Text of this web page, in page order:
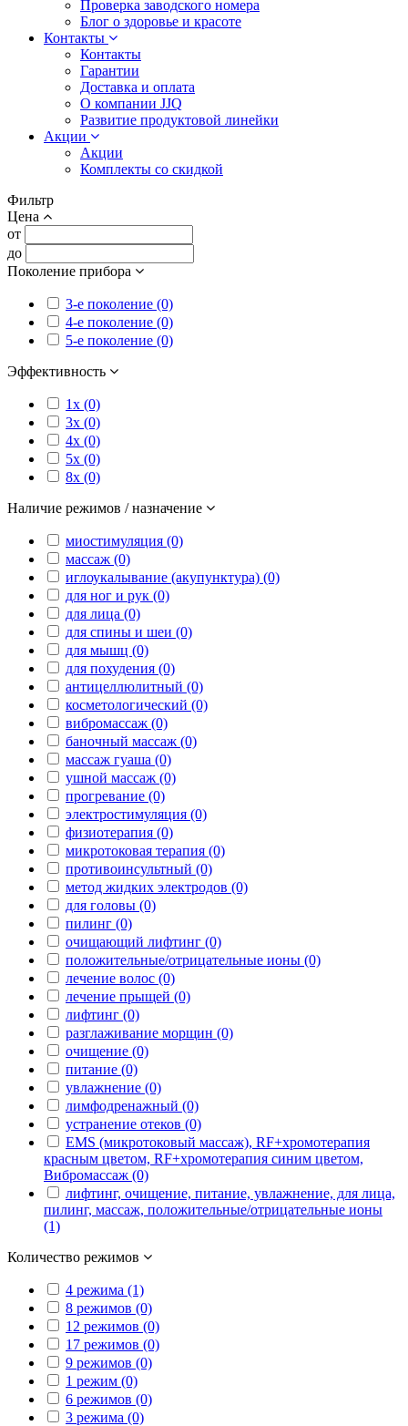
Проверка заводского номера
Блог о здоровье и красоте
Контакты
Контакты
Гарантии
Доставка и оплата
О компании JJQ
Развитие продуктовой линейки
Акции
Акции
Комплекты со скидкой
Фильтр
Цена
от
до
Поколение прибора
3-е поколение (0)
4-е поколение (0)
5-е поколение (0)
Эффективность
1x (0)
3x (0)
4x (0)
5x (0)
8x (0)
Наличие режимов / назначение
миостимуляция (0)
массаж (0)
иглоукалывание (акупунктура) (0)
для ног и рук (0)
для лица (0)
для спины и шеи (0)
для мышц (0)
для похудения (0)
антицеллюлитный (0)
косметологический (0)
вибромассаж (0)
баночный массаж (0)
массаж гуаша (0)
ушной массаж (0)
прогревание (0)
электростимуляция (0)
физиотерапия (0)
микротоковая терапия (0)
противоинсультный (0)
метод жидких электродов (0)
для головы (0)
пилинг (0)
очищающий лифтинг (0)
положительные/отрицательные ионы (0)
лечение волос (0)
лечение прыщей (0)
лифтинг (0)
разглаживание морщин (0)
очищение (0)
питание (0)
увлажнение (0)
лимфодренажный (0)
устранение отеков (0)
EMS (микротоковый массаж), RF+хромотерапия
красным цветом, RF+хромотерапия синим цветом,
Вибромассаж (0)
лифтинг, очищение, питание, увлажнение, для лица,
пилинг, массаж, положительные/отрицательные ионы
(1)
Количество режимов
4 режима (1)
8 режимов (0)
12 режимов (0)
17 режимов (0)
9 режимов (0)
1 режим (0)
6 режимов (0)
3 режима (0)